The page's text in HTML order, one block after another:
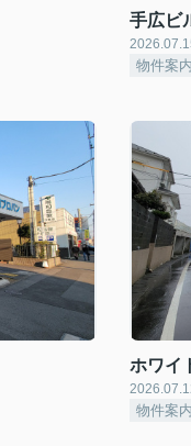
手広ビ
物件案内
ホワイ
物件案内